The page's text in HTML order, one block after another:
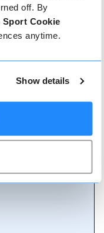
off. By
Sport Cookie
anytime.
Show details